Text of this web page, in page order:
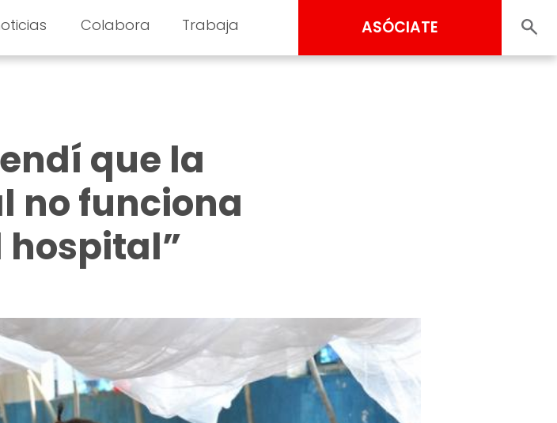
Colabora Trabaja ASÓCIATE
que la
no funciona
hospital”